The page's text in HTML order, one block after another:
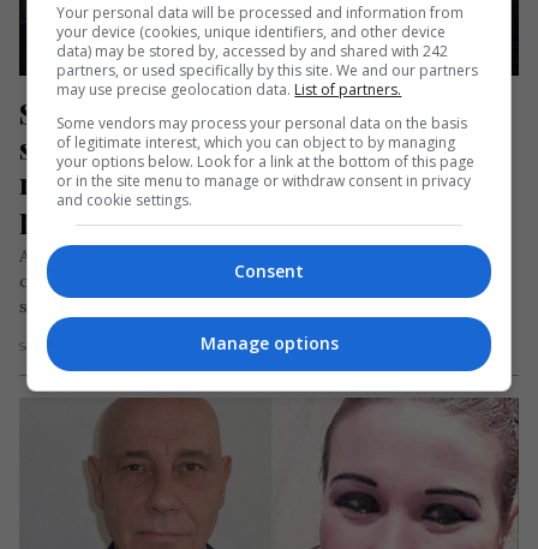
Spania: Au schimbat în mod ilegal
sute de permise de conducere
românești în permise spaniole. 13
persoane arestate
Agenții Poliției Naționale din Spania au destructurat o
organizație din orașul Alicante (Valencia) care se ocupa cu
schimbarea ilegală de…
Scris de Daniela Stoica - vineri, 11 decembrie 2020
Your personal data will be processed and information from
your device (cookies, unique identifiers, and other device
data) may be stored by, accessed by and shared with 242
partners, or used specifically by this site. We and our partners
may use precise geolocation data. List of partners.
Some vendors may process your personal data on the basis
of legitimate interest, which you can object to by managing
your options below. Look for a link at the bottom of this page
or in the site menu to manage or withdraw consent in privacy
and cookie settings.
Consent
Manage options